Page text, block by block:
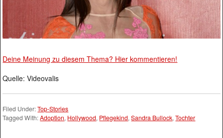
Deine Meinung zu diesem Thema? Hier kommentieren!
Quelle: Videovalis
Filed Under:Top-Stories
Tagged With:Adoption, Hollywood, Pflegekind,Sandra Bullock,Tochter